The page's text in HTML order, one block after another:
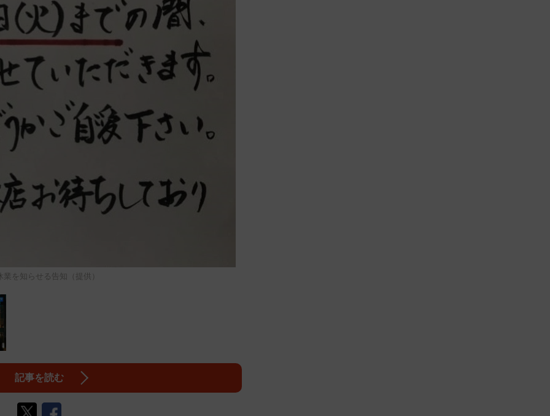
業を知らせる告知（提供）
記事を読む